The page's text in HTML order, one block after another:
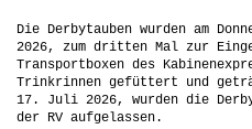
Die Derbytauben wurden am
2026, zum dritten Mal zur
Transportboxen des
Trinkrinnen gefüttert und
17. Juli 2026, wurden die
der RV aufgelassen.